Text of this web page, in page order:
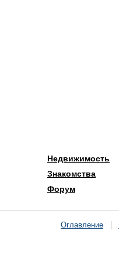
Недвижимость
Знакомства
Форум
Оглавление